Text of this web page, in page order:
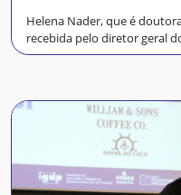
Helena Nader, que é
recebida pelo diretor geral